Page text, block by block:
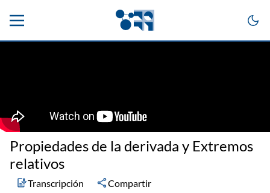
Propiedades de la derivada y Extremos
relativos
Transcripción Compartir